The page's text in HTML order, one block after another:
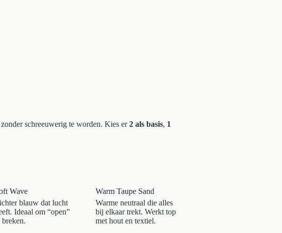
schreeuwerig te worden. Kies er2 als basis, 1
Wave
blauw dat lucht
Ideaal om “open”
breken.
Warm Taupe Sand
Warme neutraal die alles
bij elkaar trekt. Werkt top
met hout en textiel.